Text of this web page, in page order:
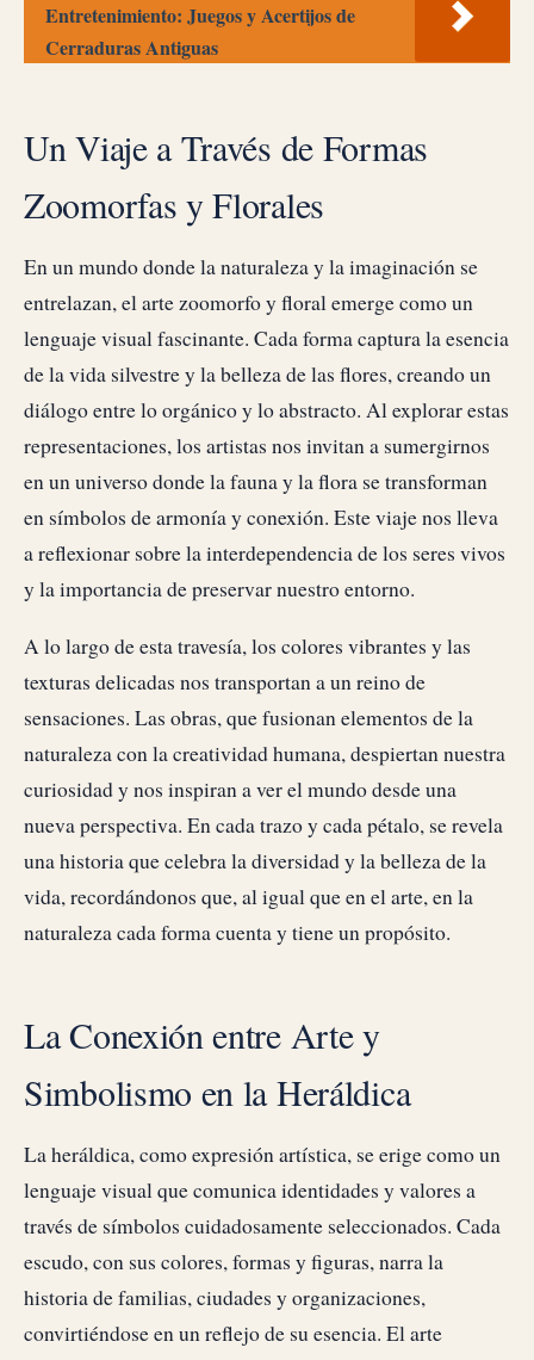
Entretenimiento: Juegos y Acertijos de
Cerraduras Antiguas
Un Viaje a Través de Formas
Zoomorfas y Florales
En un mundo donde la naturaleza y la imaginación se
entrelazan, el arte zoomorfo y floral emerge como un
lenguaje visual fascinante. Cada forma captura la esencia
de la vida silvestre y la belleza de las flores, creando un
diálogo entre lo orgánico y lo abstracto. Al explorar estas
representaciones, los artistas nos invitan a sumergirnos
en un universo donde la fauna y la flora se transforman
en símbolos de armonía y conexión. Este viaje nos lleva
a reflexionar sobre la interdependencia de los seres vivos
y la importancia de preservar nuestro entorno.
A lo largo de esta travesía, los colores vibrantes y las
texturas delicadas nos transportan a un reino de
sensaciones. Las obras, que fusionan elementos de la
naturaleza con la creatividad humana, despiertan nuestra
curiosidad y nos inspiran a ver el mundo desde una
nueva perspectiva. En cada trazo y cada pétalo, se revela
una historia que celebra la diversidad y la belleza de la
vida, recordándonos que, al igual que en el arte, en la
naturaleza cada forma cuenta y tiene un propósito.
La Conexión entre Arte y
Simbolismo en la Heráldica
La heráldica, como expresión artística, se erige como un
lenguaje visual que comunica identidades y valores a
través de símbolos cuidadosamente seleccionados. Cada
escudo, con sus colores, formas y figuras, narra la
historia de familias, ciudades y organizaciones,
convirtiéndose en un reflejo de su esencia. El arte